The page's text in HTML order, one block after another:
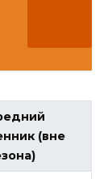
(вне